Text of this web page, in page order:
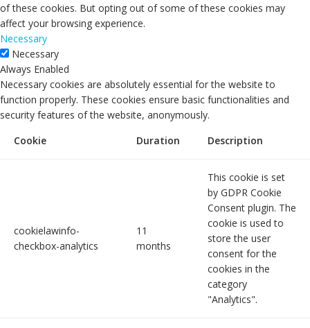
of these cookies. But opting out of some of these cookies may
affect your browsing experience.
Necessary
Necessary
Always Enabled
Necessary cookies are absolutely essential for the website to
function properly. These cookies ensure basic functionalities and
security features of the website, anonymously.
Cookie
Duration Description
cookielawinfo-
checkbox-analytics
11
months
This cookie is set
by GDPR Cookie
Consent plugin. The
cookie is used to
store the user
consent for the
cookies in the
category
"Analytics".